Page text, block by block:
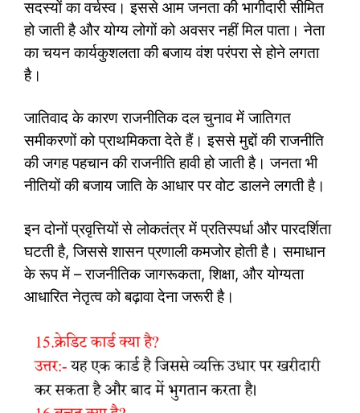
सदस्यों का वर्चस्व। इससे आम जनता की भागीदारी सीमित
हो जाती है और योग्य लोगों को अवसर नहीं मिल पाता। नेता
का चयन कार्यकुशलता की बजाय वंश परंपरा से होने लगता
है।
जातिवाद के कारण राजनीतिक दल चुनाव में जातिगत
समीकरणों को प्राथमिकता देते हैं। इससे मुद्दों की राजनीति
की जगह पहचान की राजनीति हावी हो जाती है। जनता भी
नीतियों की बजाय जाति के आधार पर वोट डालने लगती है।
इन दोनों प्रवृत्तियों से लोकतंत्र में प्रतिस्पर्धा और पारदर्शिता
घटती है, जिससे शासन प्रणाली कमजोर होती है। समाधान
के रूप में – राजनीतिक जागरूकता, शिक्षा, और योग्यता
आधारित नेतृत्व को बढ़ावा देना जरूरी है।